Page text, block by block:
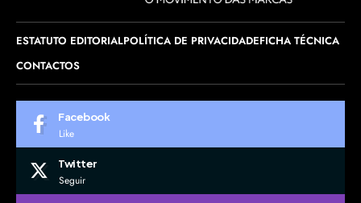
ESTATUTO EDITORIALPOLÍTICA DE PRIVACIDADEFICHA TÉCNICA
CONTACTOS
Facebook
Like
Twitter
Seguir